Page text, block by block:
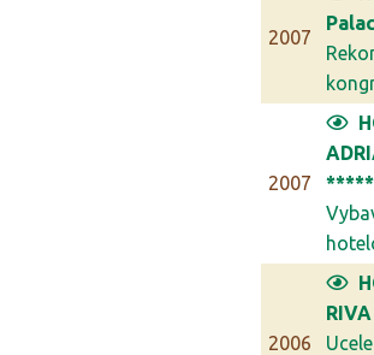
2007
2007
*****
2006